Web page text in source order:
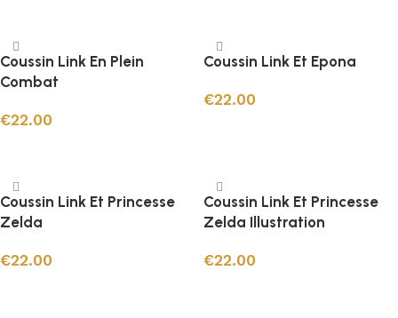
Coussin Link En Plein
Combat
€22.00
Coussin Link Et Epona
€22.00
Coussin Link Et Princesse
Zelda
€22.00
Coussin Link Et Princesse
Zelda Illustration
€22.00